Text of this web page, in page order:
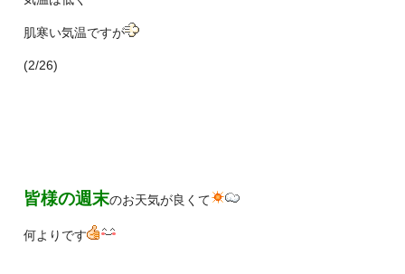
肌寒い気温ですが
(2/26)
皆様の週末のお天気が良くて
何よりです